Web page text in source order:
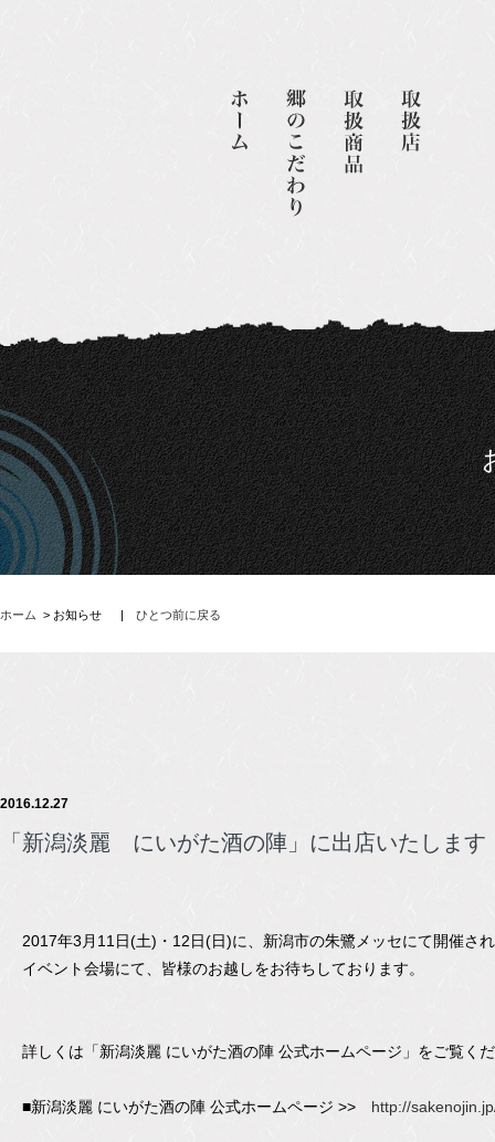
ホーム > お知らせ | ひとつ前に戻る
2016.12.27
「新潟淡麗 にいがた酒の陣」に出店いたします
2017年3月11日(土)・12日(日)に、新潟市の朱鷺メッセにて開催
イベント会場にて、皆様のお越しをお待ちしております。
詳しくは「新潟淡麗 にいがた酒の陣 公式ホームページ」をご覧く
■新潟淡麗 にいがた酒の陣 公式ホームページ >> http://